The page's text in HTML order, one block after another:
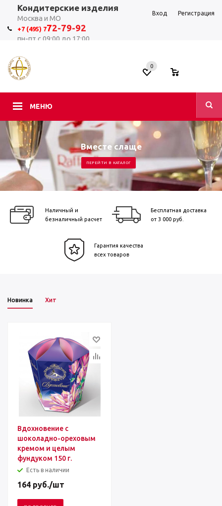
Кондитерские изделия
Москва и МО
+7 (495) 772-79-92
пн-пт с 09:00 до 17:00
Вход Регистрация
МЕНЮ
0
Вместе слаще
ПЕРЕЙТИ В КАТАЛОГ
Наличный и
безналичный расчет
Бесплатная доставка
от 3 000 руб.
Гарантия качества
всех товаров
Новинка Хит
Вдохновение с
шоколадно-ореховым
кремом и целым
фундуком 150 г.
Есть в наличии
164 руб./шт